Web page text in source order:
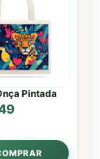
Pintada